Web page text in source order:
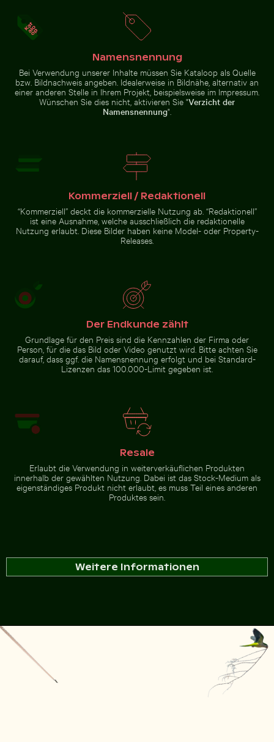
blauem
Himmel
Kiefernbaum
auf dem
Hahneberg
in Berlin
Weiße Würfel auf Glastisch mit BecherCafé-Tisch im Freien mit
Luftaufnahme des Makkasan-Kreuzes in Bangkok
Makkasan-Kreuzes in
Bangkok
Zur Stock-Kollektion
Namensnennung
Bei Verwendung unserer Inhalte müssen Sie Kataloop als Quelle
bzw. Bildnachweis angeben. Idealerweise in Bildnähe, alternativ an
einer anderen Stelle in Ihrem Projekt, beispielsweise im Impressum.
Wünschen Sie dies nicht, aktivieren Sie "Verzicht der
Namensnennung".
Kommerziell / Redaktionell
“Kommerziell” deckt die kommerzielle Nutzung ab. “Redaktionell”
ist eine Ausnahme, welche ausschließlich die redaktionelle
Nutzung erlaubt. Diese Bilder haben keine Model- oder Property-
Releases.
Der Endkunde zählt
Grundlage für den Preis sind die Kennzahlen der Firma oder
Person, für die das Bild oder Video genutzt wird. Bitte achten Sie
darauf, dass ggf. die Namensnennung erfolgt und bei Standard-
Lizenzen das 100.000-Limit gegeben ist.
Resale
Erlaubt die Verwendung in weiterverkäuflichen Produkten
innerhalb der gewählten Nutzung. Dabei ist das Stock-Medium als
eigenständiges Produkt nicht erlaubt, es muss Teil eines anderen
Produktes sein.
Weitere Informationen